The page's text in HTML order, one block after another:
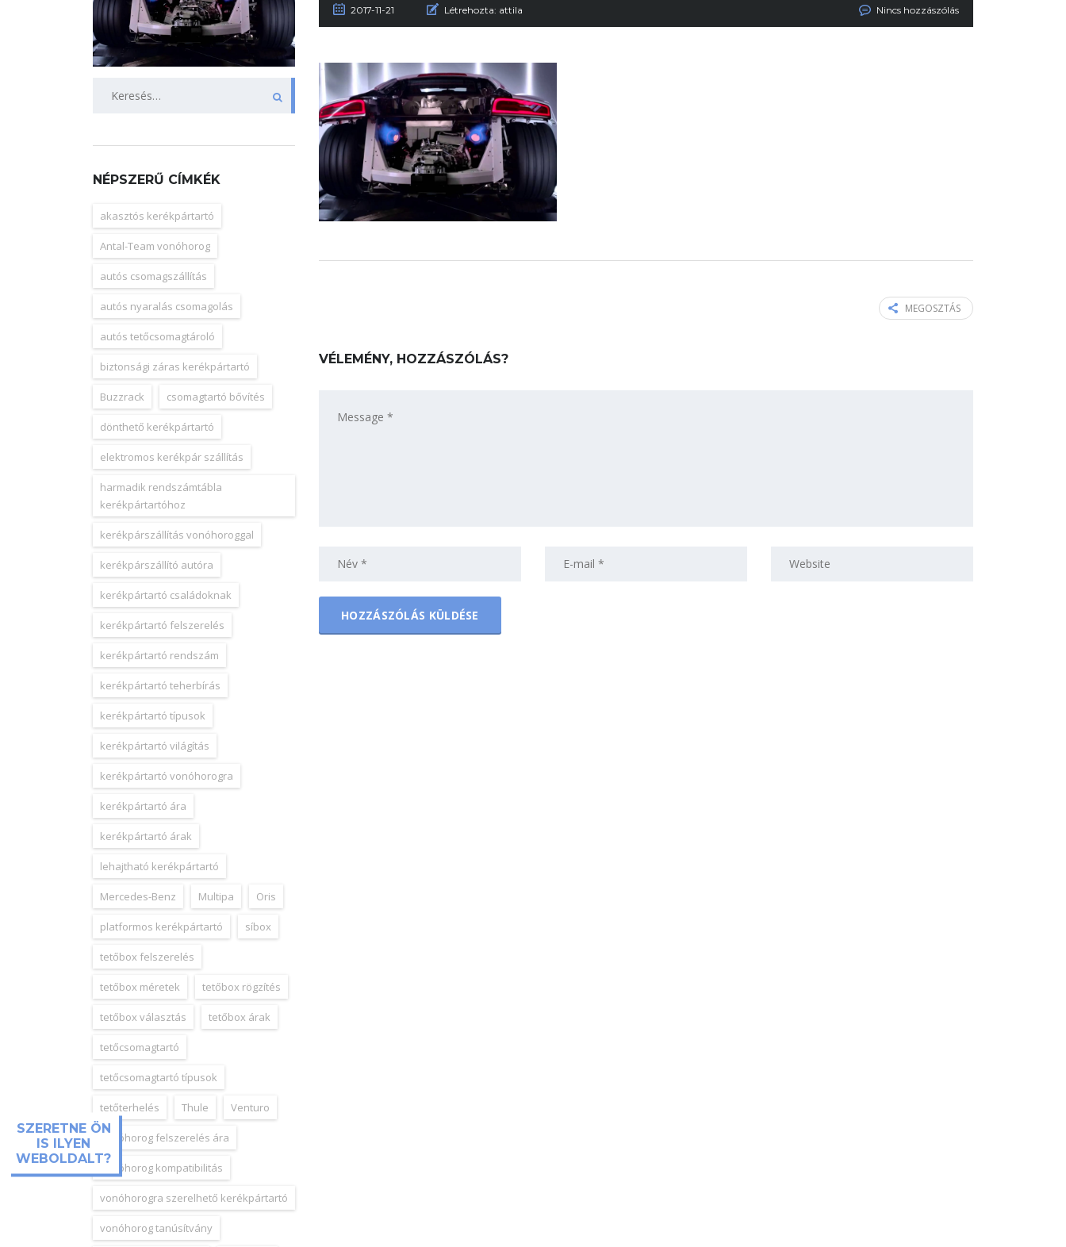
SZERETNE ÖN
IS ILYEN
WEBOLDALT?
2017-11-21 Létrehozta: attila Nincs hozzászólás
MEGOSZTÁS
VÉLEMÉNY, HOZZÁSZÓLÁS?
NÉPSZERŰ CÍMKÉK
akasztós kerékpártartó
Antal-Team vonóhorog
autós csomagszállítás
autós nyaralás csomagolás
autós tetőcsomagtároló
biztonsági záras kerékpártartó
Buzzrack csomagtartó bővítés
dönthető kerékpártartó
elektromos kerékpár szállítás
harmadik rendszámtábla
kerékpártartóhoz
kerékpárszállítás vonóhoroggal
kerékpárszállító autóra
kerékpártartó családoknak
kerékpártartó felszerelés
kerékpártartó rendszám
kerékpártartó teherbírás
kerékpártartó típusok
kerékpártartó világítás
kerékpártartó vonóhorogra
kerékpártartó ára
kerékpártartó árak
lehajtható kerékpártartó
Mercedes-Benz Multipa Oris
platformos kerékpártartó síbox
tetőbox felszerelés
tetőbox méretek tetőbox rögzítés
tetőbox választás tetőbox árak
tetőcsomagtartó
tetőcsomagtartó típusok
tetőterhelés Thule Venturo
vonóhorog felszerelés ára
vonóhorog kompatibilitás
vonóhorogra szerelhető kerékpártartó
vonóhorog tanúsítvány